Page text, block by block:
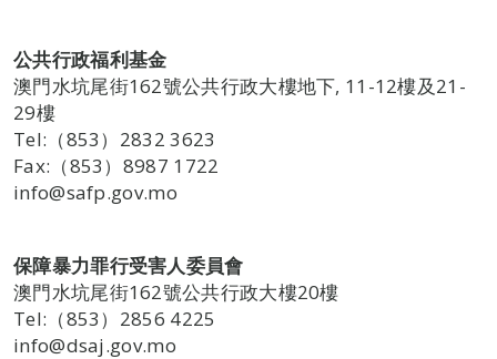
公共行政福利基金
澳門水坑尾街162號公共行政大樓地下, 11-12樓及21-
29樓
Tel:（853）2832 3623
Fax:（853）8987 1722
info@safp.gov.mo
保障暴力罪行受害人委員會
澳門水坑尾街162號公共行政大樓20樓
Tel:（853）2856 4225
info@dsaj.gov.mo